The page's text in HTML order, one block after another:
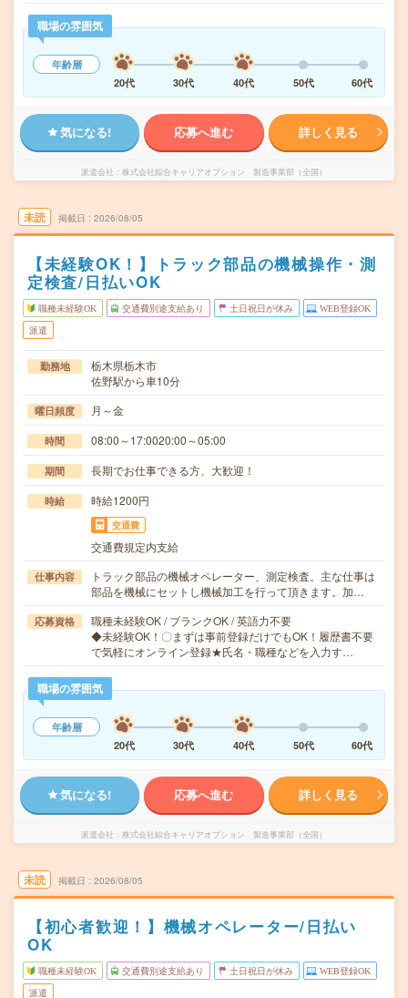
職場の雰囲気
年齢層
20代
30代 40代 50代 60代
気になる! 応募へ進む 詳しく見る
派遣会社 株式会社綜合キャリアオプション 製造事業部（全国）
未読 掲載日 2026/08/05
【未経験OK！】トラック部品の機械操作・測
定検査/日払いOK
職種未経験OK 交通費別途支給あり 土日祝日が休み WEB登録OK
派遣
勤務地
栃木県栃木市
佐野駅から車10分
曜日頻度 月～金
時間 08:00～17:0020:00～05:00
期間 長期でお仕事できる方、大歓迎！
時給 時給1200円
交通費
交通費規定内支給
仕事内容
トラック部品の機械オペレーター、測定検査。主な仕事は
部品を機械にセットし機械加工を行って頂きます。加…
応募資格
職種未経験OK / ブランクOK / 英語力不要
◆未経験OK！〇まずは事前登録だけでもOK！履歴書不要
で気軽にオンライン登録★氏名・職種などを入力す…
職場の雰囲気
年齢層
20代
30代 40代 50代 60代
気になる! 応募へ進む 詳しく見る
派遣会社 株式会社綜合キャリアオプション 製造事業部（全国）
未読 掲載日 2026/08/05
【初心者歓迎！】機械オペレーター/日払い
OK
職種未経験OK 交通費別途支給あり 土日祝日が休み WEB登録OK
派遣